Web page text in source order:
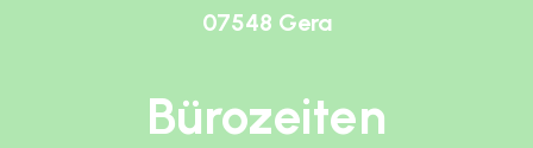
07548 Gera
Bürozeiten